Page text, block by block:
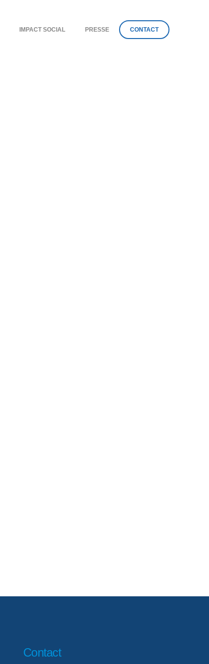
IMPACT SOCIAL PRESSE CONTACT
Contact